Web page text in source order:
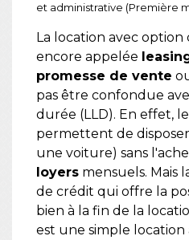
et administrative (Première
La location avec option
encore appelée
promesse de vente
pas être confondue
durée (LLD). En effet,
permettent de
une voiture) sans
loyers mensuels. Mais
de crédit qui offre la
bien à la fin de la
est une simple